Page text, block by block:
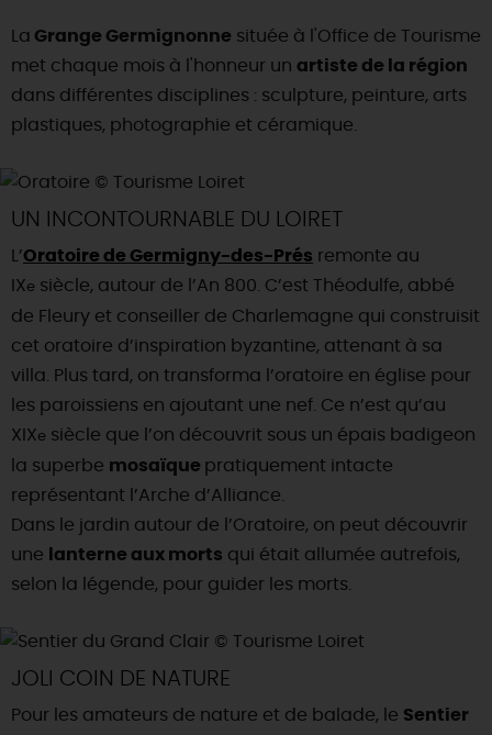
DEMAIN
CE WEEK-END
TOUT L'AGENDA
La Grange Germignonne située à l'Office de Tourisme
met chaque mois à l'honneur un artiste de la région
dans différentes disciplines : sculpture, peinture, arts
plastiques, photographie et céramique.
UN INCONTOURNABLE DU LOIRET
L’Oratoire de Germigny-des-Prés remonte au
IXe siècle, autour de l’An 800. C’est Théodulfe, abbé
de Fleury et conseiller de Charlemagne qui construisit
cet oratoire d’inspiration byzantine, attenant à sa
villa. Plus tard, on transforma l’oratoire en église pour
les paroissiens en ajoutant une nef. Ce n’est qu’au
XIXe siècle que l’on découvrit sous un épais badigeon
la superbe mosaïque pratiquement intacte
représentant l’Arche d’Alliance.
Dans le jardin autour de l’Oratoire, on peut découvrir
une
lanterne aux morts qui était allumée autrefois,
selon la légende, pour guider les morts.
JOLI COIN DE NATURE
Pour les amateurs de nature et de balade, le Sentier